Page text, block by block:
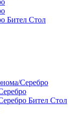
Бител Стол
Бител Стол